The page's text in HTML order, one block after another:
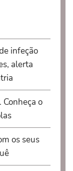
infeção
alerta
o
os seus